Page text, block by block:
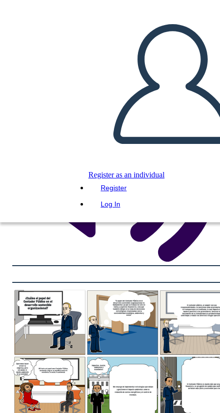
Register as an individual
Register
Log In
PLAY SLIDESHOW
READ TO ME